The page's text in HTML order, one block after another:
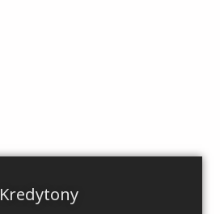
Kredytony